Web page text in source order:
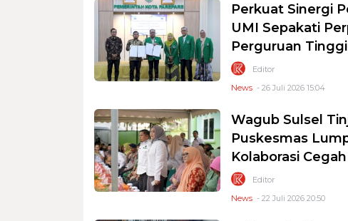
Perkuat Sinergi
UMI Sepakati
Perguruan Tinggi
Editor
News - 26 Juli 2026 15:04
Wagub Sulsel
Puskesmas
Kolaborasi
Editor
News - 22 Juli 2026 20:50